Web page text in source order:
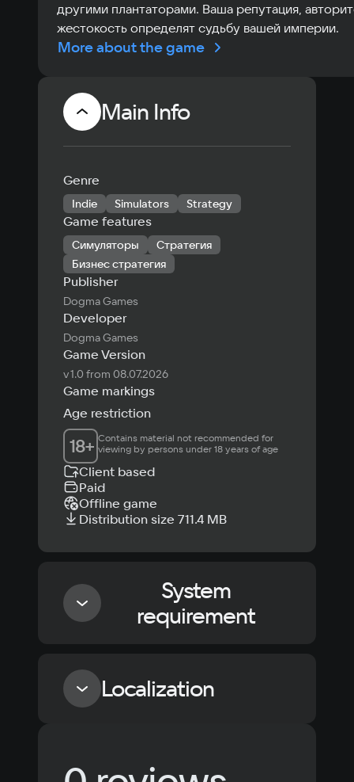
другими плантаторами. Ваша репутация,
жестокость определят судьбу вашей империи.
More about the game
Main Info
Genre
Indie Simulators Strategy
Game features
Симуляторы
Стратегия
Бизнес стратегия
Publisher
Dogma Games
Developer
Dogma Games
Game Version
v 1.0 from 08.07.2026
Game markings
Age restriction
18+ Contains material not recommended for
viewing by persons under 18 years of age
Client based
Paid
Offline game
Distribution size 711.4 MB
System
requirement
Minimum
Intel Core 2 Duo E4400 / 2.0 GHz
Localization
Russian